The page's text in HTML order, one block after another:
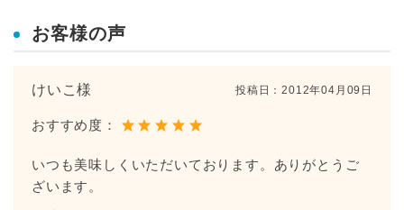
お客様の声
けいこ様 投稿日：2012年04月09日
おすすめ度：
いつも美味しくいただいております。ありがとうご
ざいます。